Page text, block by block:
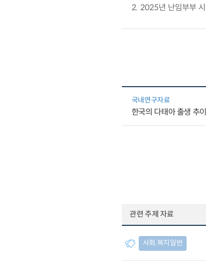
2. 2025년 난임부부
국내연구자료
한국의 다태아 출생 추
관련 주제 자료
사회.복지일반